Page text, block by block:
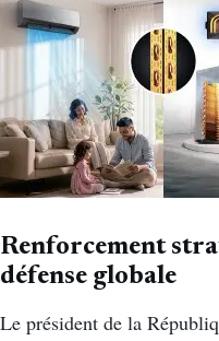
Renforcement
défense globale
Le président de la